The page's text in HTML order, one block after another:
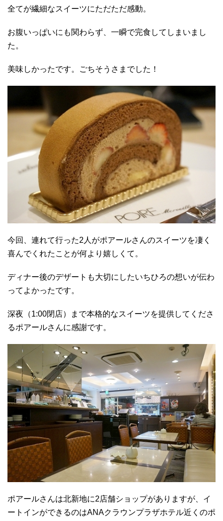
全てが繊細なスイーツにただただ感動。
お腹いっぱいにも関わらず、一瞬で完食してしまいまし
た。
美味しかったです。ごちそうさまでした！
今回、連れて行った2人がポアールさんのスイーツを凄く
喜んでくれたことが何より嬉しくて。
ディナー後のデザートも大切にしたいちひろの想いが伝わ
ってよかったです。
深夜（1:00閉店）まで本格的なスイーツを提供してくださ
るポアールさんに感謝です。
ポアールさんは北新地に2店舗ショップがありますが、イ
ートインができるのはANAクラウンプラザホテル近くのポ